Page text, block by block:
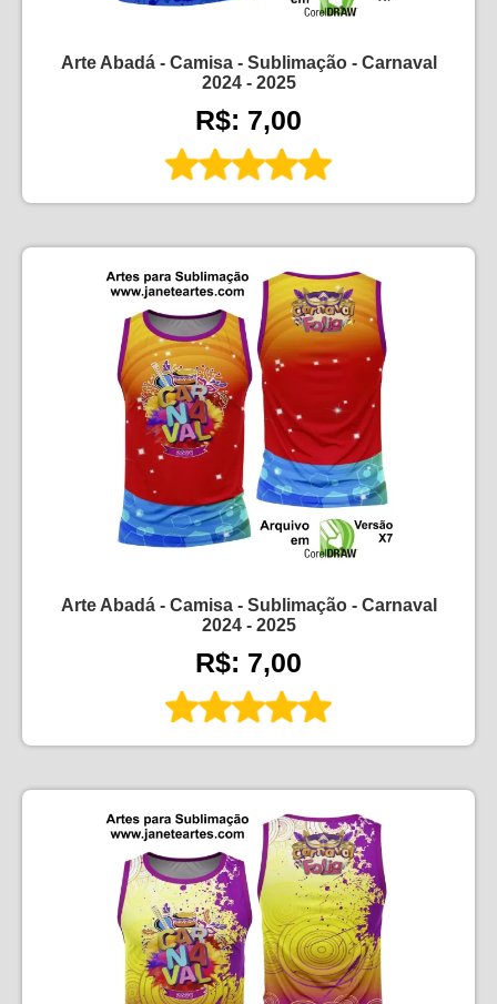
Arte Abadá - Camisa - Sublimação - Carnaval
2024 - 2025
R$: 7,00
Arte Abadá - Camisa - Sublimação - Carnaval
2024 - 2025
R$: 7,00